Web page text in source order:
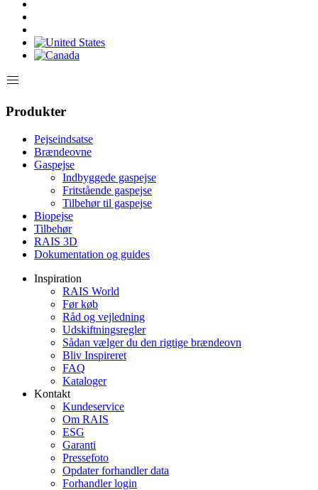
Produkter
Pejseindsatse
Brændeovne
Gaspejse
Indbyggede gaspejse
Fritstående gaspejse
Tilbehør til gaspejse
Biopejse
Tilbehør
RAIS 3D
Dokumentation og guides
Inspiration
RAIS World
Før køb
Råd og vejledning
Udskiftningsregler
Sådan vælger du den rigtige brændeovn
Bliv Inspireret
FAQ
Kataloger
Kontakt
Kundeservice
Om RAIS
ESG
Garanti
Pressefoto
Opdater forhandler data
Forhandler login